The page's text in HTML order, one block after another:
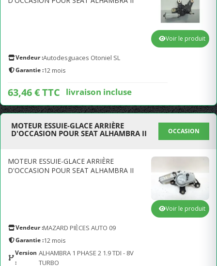
Vendeur :Autodesguaces Otoniel SL
Garantie :12 mois
63,46 € TTC livraison incluse
Voir le produit
MOTEUR ESSUIE-GLACE ARRIÈRE
D'OCCASION POUR SEAT ALHAMBRA II
OCCASION
MOTEUR ESSUIE-GLACE ARRIÈRE
D'OCCASION POUR SEAT ALHAMBRA II
Vendeur :MAZARD PIÈCES AUTO 09
Garantie :12 mois
Version
:
ALHAMBRA 1 PHASE 2 1.9 TDI - 8V
TURBO
Voir le produit